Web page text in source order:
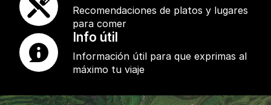
Recomendaciones de platos y lugares
para comer
Info útil
Información útil para que exprimas al
máximo tu viaje